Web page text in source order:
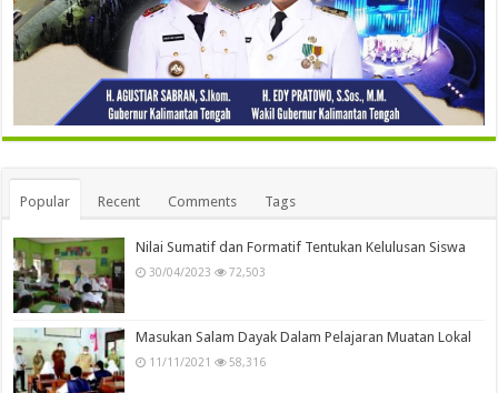
Popular Recent Comments Tags
Nilai Sumatif dan Formatif Tentukan Kelulusan Siswa
30/04/2023 72,503
Masukan Salam Dayak Dalam Pelajaran Muatan Lokal
11/11/2021 58,316